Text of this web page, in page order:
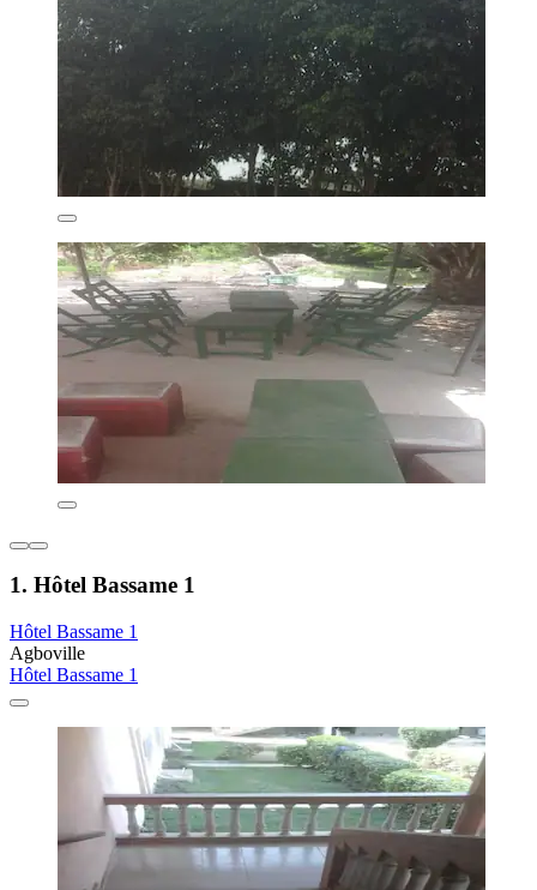
1. Hôtel Bassame 1
Hôtel Bassame 1
Agboville
Hôtel Bassame 1